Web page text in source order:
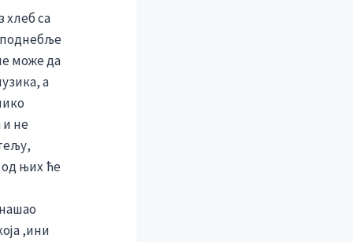
хлеб са
поднебље
може да
а
не
њих ће
,ини